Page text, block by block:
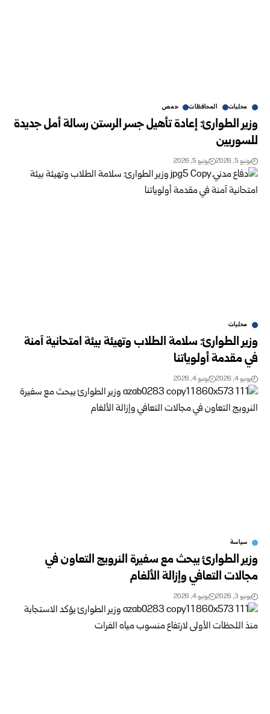
محليات المحافظات حمص
وزير الطوارئ: إعادة تأهيل جسر الرستن رسالة أمل جديدة
للسوريين
يونيو 5, 2026 يونيو 5, 2026
محليات
وزير الطوارئ: سلامة الطلاب وتهيئة بيئة امتحانية آمنة
في مقدمة أولوياتنا
يونيو 4, 2026 يونيو 4, 2026
سياسة
وزير الطوارئ يبحث مع سفيرة النرويج التعاون في
مجالات التعافي وإزالة الألغام
يونيو 3, 2026 يونيو 4, 2026